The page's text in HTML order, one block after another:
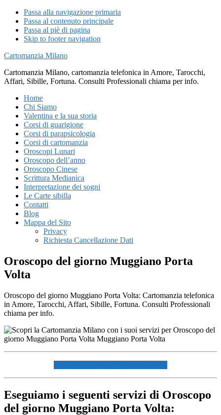
Passa alla navigazione primaria
Passa al contenuto principale
Passa al piè di pagina
Skip to footer navigation
Cartomanzia Milano
Cartomanzia Milano, cartomanzia telefonica in Amore, Tarocchi,
Affari, Sibille, Fortuna. Consulti Professionali chiama per info.
Home
Chi Siamo
Valentina e la sua storia
Corsi di guarigione
Corsi di parapsicologia
Corsi di cartomanzia
Oroscopi Lunari
Oroscopo dell’anno
Oroscopo Cinese
Scrittura Medianica
Interpretazione dei sogni
Le Carte sibilla
Contatti
Blog
Mappa del Sito
Privacy
Richiesta Cancellazione Dati
Oroscopo del giorno Muggiano Porta
Volta
Oroscopo del giorno Muggiano Porta Volta: Cartomanzia telefonica
in Amore, Tarocchi, Affari, Sibille, Fortuna. Consulti Professionali
chiama per info.
Eseguiamo i seguenti servizi di Oroscopo
del giorno Muggiano Porta Volta: